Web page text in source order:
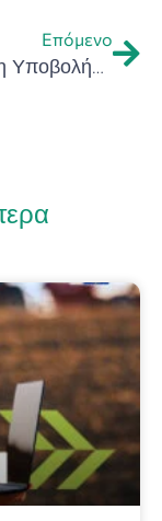
Επόμενο
Παράταση Υποβολής Αιτήσεων Συμμετοχής Hackathon for Health and Wellness Crete 2024